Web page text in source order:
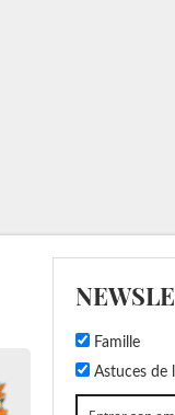
Famille
Astuces de